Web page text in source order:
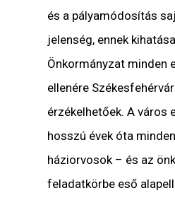
és a pályamódosítás
jelenség, ennek
Önkormányzat minden
ellenére
érzékelhetőek. A város
hosszú évek óta
háziorvosok – és az
feladatkörbe eső